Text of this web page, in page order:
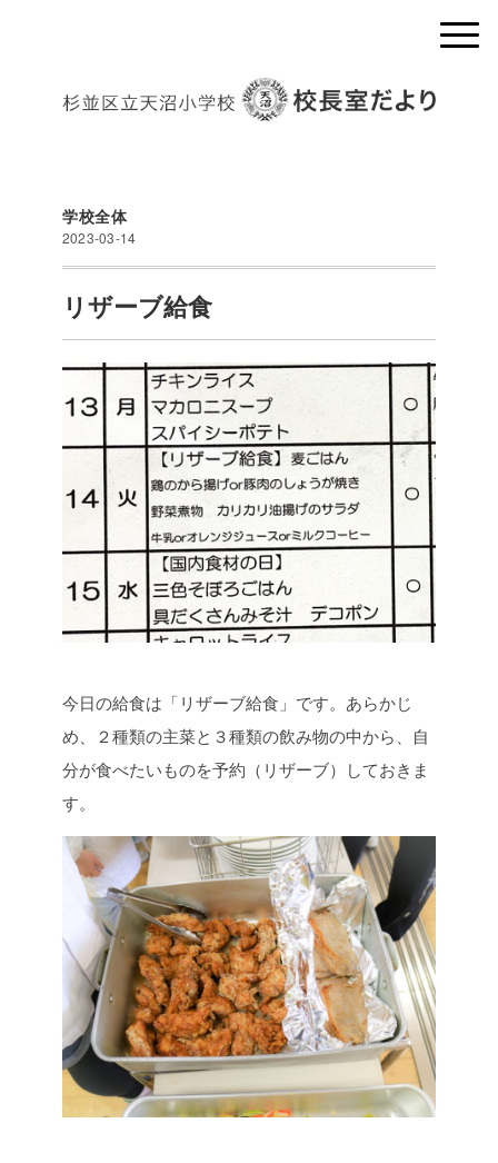
学校全体
2023-03-14
リザーブ給食
今日の給食は「リザーブ給食」です。あらかじ
め、２種類の主菜と３種類の飲み物の中から、自
分が食べたいものを予約（リザーブ）しておきま
す。